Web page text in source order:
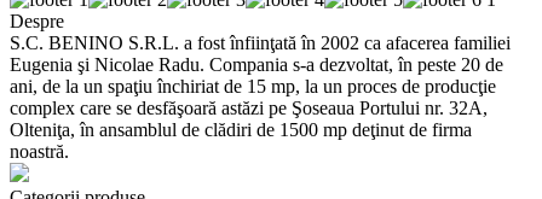
Despre
S.C. BENINO S.R.L. a fost înfiinţată în 2002 ca afacerea familiei
Eugenia şi Nicolae Radu. Compania s-a dezvoltat, în peste 20 de
ani, de la un spaţiu închiriat de 15 mp, la un proces de producţie
complex care se desfăşoară astăzi pe Şoseaua Portului nr. 32A,
Olteniţa, în ansamblul de clădiri de 1500 mp deţinut de firma
noastră.